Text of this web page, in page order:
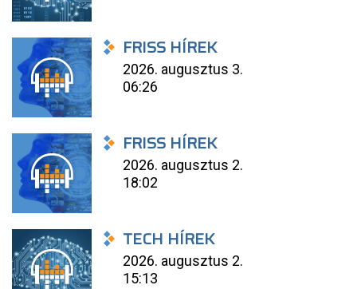
FRISS HÍREK
2026. augusztus 3.
06:26
FRISS HÍREK
2026. augusztus 2.
18:02
TECH HÍREK
2026. augusztus 2.
15:13